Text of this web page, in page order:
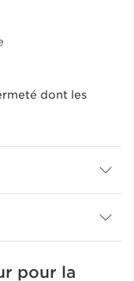
dont les
en
a une action
aide à améliorer
pour la